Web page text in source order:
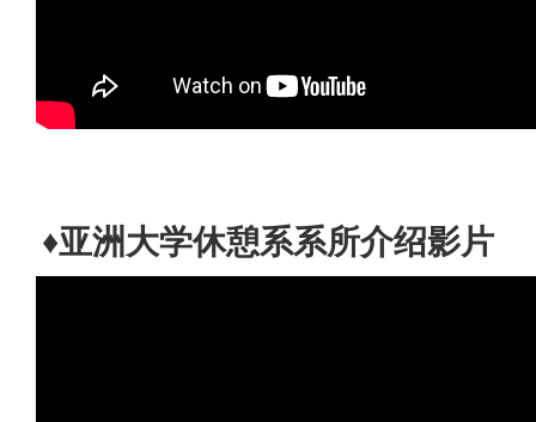
♦亚洲大学休憩系系所介绍影片